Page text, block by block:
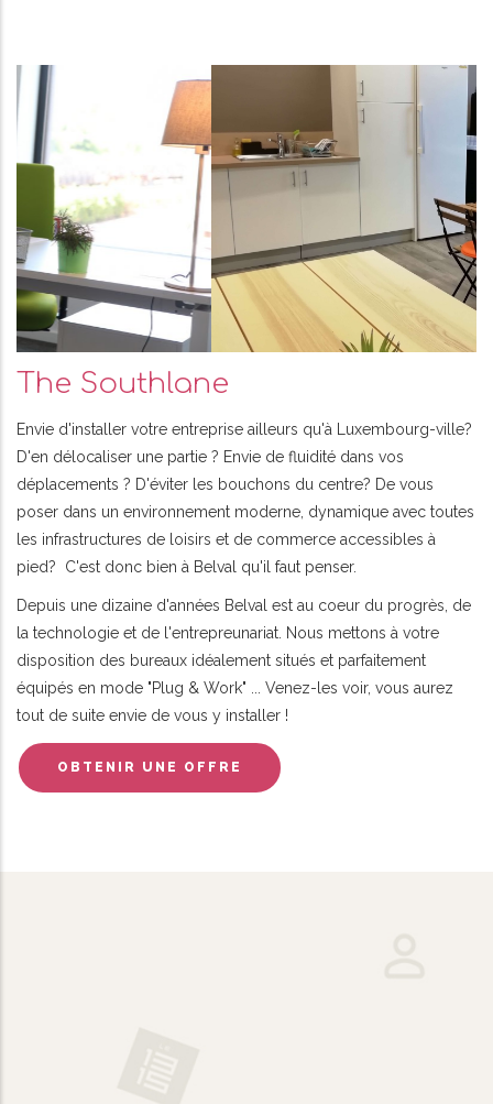
The Southlane
Envie d'installer votre entreprise ailleurs qu'à Luxembourg-ville?
D'en délocaliser une partie ? Envie de fluidité dans vos
déplacements ? D'éviter les bouchons du centre? De vous
poser dans un environnement moderne, dynamique avec toutes
les infrastructures de loisirs et de commerce accessibles à
pied? C'est donc bien à Belval qu'il faut penser.
Depuis une dizaine d'années Belval est au coeur du progrès, de
la technologie et de l'entrepreunariat. Nous mettons à votre
disposition des bureaux idéalement situés et parfaitement
équipés en mode "Plug & Work" ... Venez-les voir, vous aurez
tout de suite envie de vous y installer !
OBTENIR UNE OFFRE